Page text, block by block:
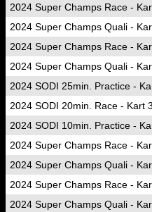
2024 Super Champs Race -
2024 Super Champs Quali -
2024 Super Champs Race -
2024 Super Champs Quali -
2024 SODI 25min. Practice -
2024 SODI 20min. Race - Kart
2024 SODI 10min. Practice -
2024 Super Champs Race -
2024 Super Champs Quali -
2024 Super Champs Race -
2024 Super Champs Quali -